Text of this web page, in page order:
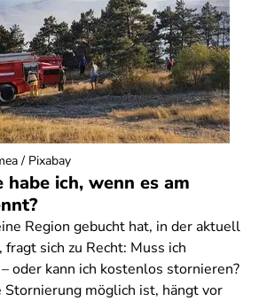
habe ich, wenn es am
Region gebucht hat, in der aktuell
sich zu Recht: Muss ich
oder kann ich kostenlos stornieren?
Stornierung möglich ist, hängt vor
/ Pixabay